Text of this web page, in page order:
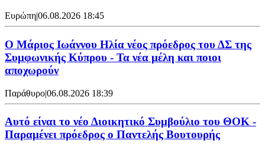
Ευρώπη|06.08.2026 18:45
Ο Μάριος Ιωάννου Ηλία νέος πρόεδρος του ΔΣ της
Συμφωνικής Κύπρου - Τα νέα μέλη και ποιοι
αποχωρούν
Παράθυρο|06.08.2026 18:39
Αυτό είναι το νέο Διοικητικό Συμβούλιο του ΘΟΚ -
Παραμένει πρόεδρος ο Παντελής Βουτουρής